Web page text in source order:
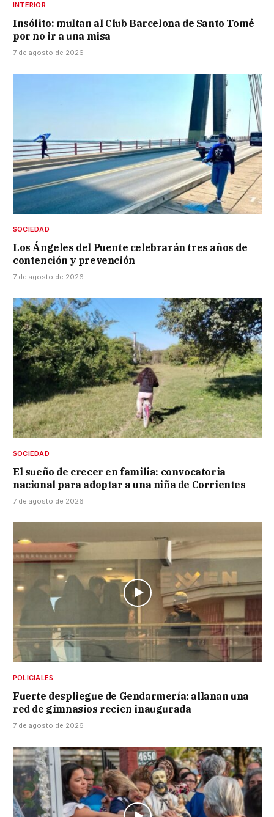
INTERIOR
Insólito: multan al Club Barcelona de Santo Tomé
por no ir a una misa
7 de agosto de 2026
SOCIEDAD
Los Ángeles del Puente celebrarán tres años de
contención y prevención
7 de agosto de 2026
SOCIEDAD
El sueño de crecer en familia: convocatoria
nacional para adoptar a una niña de Corrientes
7 de agosto de 2026
POLICIALES
Fuerte despliegue de Gendarmería: allanan una
red de gimnasios recien inaugurada
7 de agosto de 2026